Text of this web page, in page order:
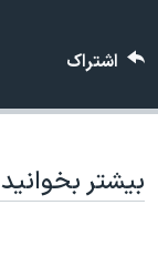
صفحه‌های ویژه
اشتراک
بیشتر بخوانید